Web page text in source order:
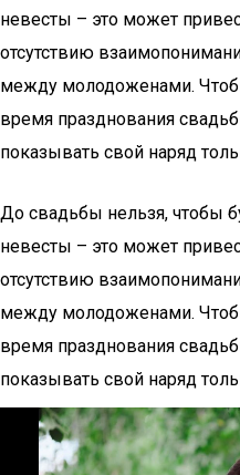
невесты – это может
отсутствию
между молодоженами.
время празднования
показывать свой наряд
До свадьбы нельзя, чтобы
невесты – это может
отсутствию
между молодоженами.
время празднования
показывать свой наряд